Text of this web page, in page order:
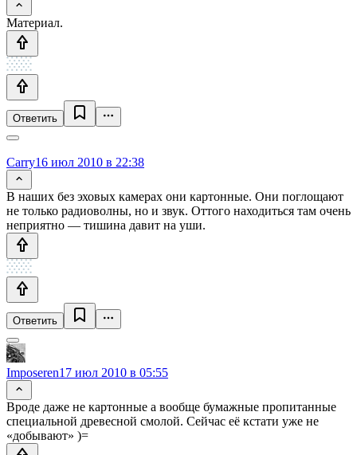
Материал.
Ответить
Carry16 июл 2010 в 22:38
В наших без эховых камерах они картонные. Они поглощают
не только радиоволны, но и звук. Оттого находиться там очень
неприятно — тишина давит на уши.
Ответить
Imposeren17 июл 2010 в 05:55
Вроде даже не картонные а вообще бумажные пропитанные
специальной древесной смолой. Сейчас её кстати уже не
«добывают» )=